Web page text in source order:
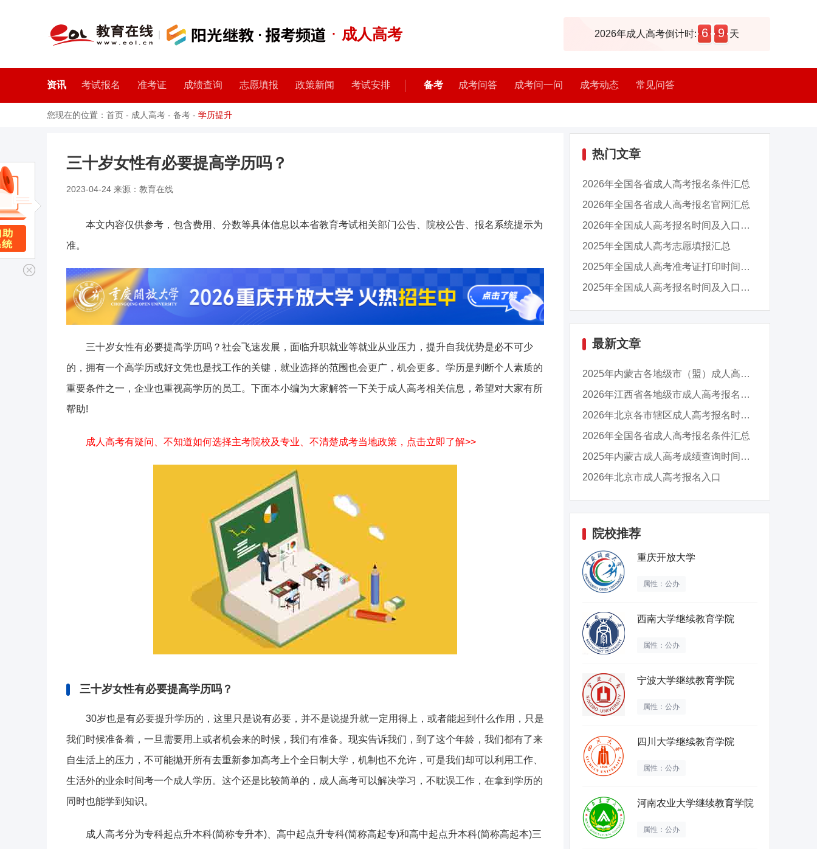
· 成人高考 2026年成人高考倒计时: 6 9 天
资讯 考试报名 准考证 成绩查询 志愿填报 政策新闻 考试安排 备考 成考问答 成考问一问 成考动态 常见问答
您现在的位置： 首页 - 成人高考 - 备考 - 学历提升
三十岁女性有必要提高学历吗？
2023-04-24 来源：教育在线
本文内容仅供参考，包含费用、分数等具体信息以本省教育考试相关部门公告、院校公告、报名系统提示为
准。
三十岁女性有必要提高学历吗？社会飞速发展，面临升职就业等就业从业压力，提升自我优势是必不可少
的，拥有一个高学历或好文凭也是找工作的关键，就业选择的范围也会更广，机会更多。学历是判断个人素质的
重要条件之一，企业也重视高学历的员工。下面本小编为大家解答一下关于成人高考相关信息，希望对大家有所
帮助!
成人高考有疑问、不知道如何选择主考院校及专业、不清楚成考当地政策，点击立即了解>>
三十岁女性有必要提高学历吗？
30岁也是有必要提升学历的，这里只是说有必要，并不是说提升就一定用得上，或者能起到什么作用，只是
我们时候准备着，一旦需要用上或者机会来的时候，我们有准备。现实告诉我们，到了这个年龄，我们都有了来
自生活上的压力，不可能抛开所有去重新参加高考上个全日制大学，机制也不允许，可是我们却可以利用工作、
生活外的业余时间考一个成人学历。这个还是比较简单的，成人高考可以解决学习，不耽误工作，在拿到学历的
同时也能学到知识。
成人高考分为专科起点升本科(简称专升本)、高中起点升专科(简称高起专)和高中起点升本科(简称高起本)三
热门文章
2026年全国各省成人高考报名条件汇总
2026年全国各省成人高考报名官网汇总
2026年全国成人高考报名时间及入口汇总
2025年全国成人高考志愿填报汇总
2025年全国成人高考准考证打印时间及入口汇总
2025年全国成人高考报名时间及入口汇总
最新文章
2025年内蒙古各地级市（盟）成人高考成绩查询时...
2026年江西省各地级市成人高考报名时间及入口汇...
2026年北京各市辖区成人高考报名时间及入口汇总
2026年全国各省成人高考报名条件汇总
2025年内蒙古成人高考成绩查询时间：11月13日9...
2026年北京市成人高考报名入口
院校推荐
重庆开放大学
属性：公办
西南大学继续教育学院
属性：公办
宁波大学继续教育学院
属性：公办
四川大学继续教育学院
属性：公办
河南农业大学继续教育学院
属性：公办